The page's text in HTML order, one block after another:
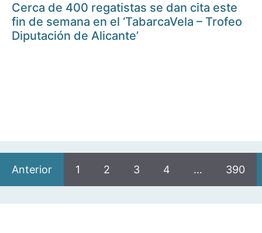
Cerca de 400 regatistas se dan cita este
fin de semana en el ‘TabarcaVela – Trofeo
Diputación de Alicante’
Anterior 1 2 3 4 … 390